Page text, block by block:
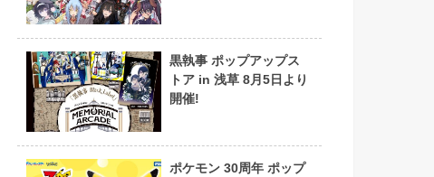
黒執事 ポップアップス
トア in 浅草 8月5日より
開催!
ポケモン 30周年 ポップ